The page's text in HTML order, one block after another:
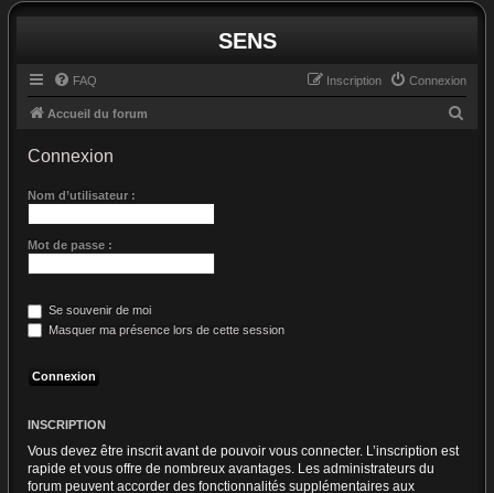
SENS
FAQ Connexion
Inscription
Accueil du forum
Connexion
Nom d’utilisateur :
Mot de passe :
Se souvenir de moi
Masquer ma présence lors de cette session
INSCRIPTION
Vous devez être inscrit avant de pouvoir vous connecter. L’inscription est
rapide et vous offre de nombreux avantages. Les administrateurs du
forum peuvent accorder des fonctionnalités supplémentaires aux